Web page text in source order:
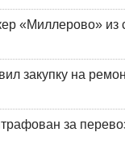
«Миллерово» из
закупку на
за